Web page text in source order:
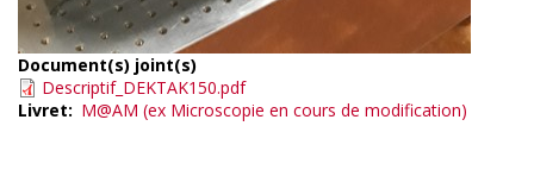
Document(s) joint(s)
Descriptif_DEKTAK150.pdf
Livret
M@AM (ex Microscopie en cours de modification)